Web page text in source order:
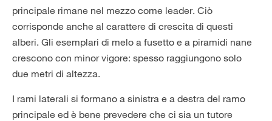
principale rimane nel mezzo come leader. Ciò
corrisponde anche al carattere di crescita di questi
alberi. Gli esemplari di melo a fusetto e a piramidi nane
crescono con minor vigore: spesso raggiungono solo
due metri di altezza.
I rami laterali si formano a sinistra e a destra del ramo
principale ed è bene prevedere che ci sia un tutore